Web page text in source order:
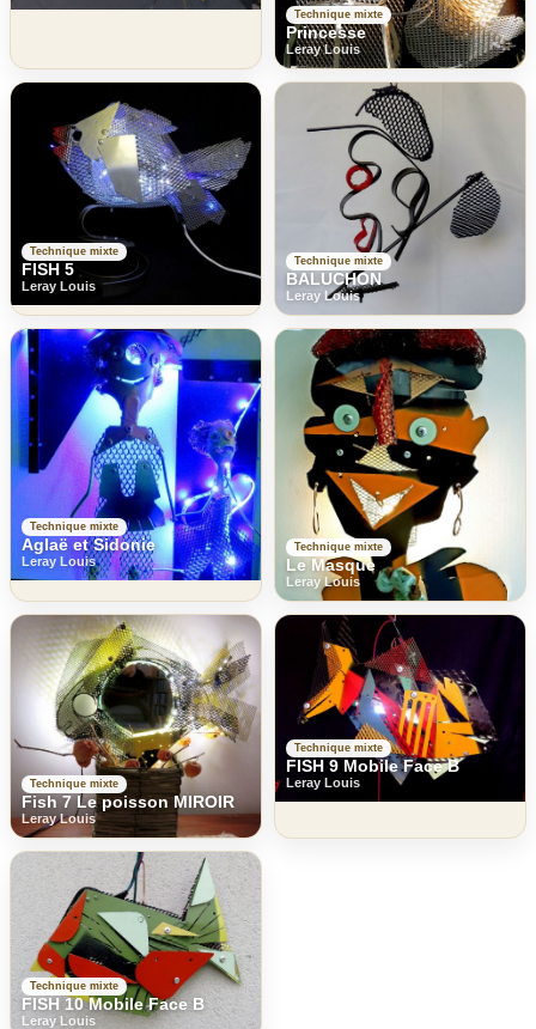
Technique mixte
Princesse
Leray Louis
Technique mixte
FISH 5
Leray Louis
Technique mixte
BALUCHON
Leray Louis
Technique mixte
Aglaë et Sidonie
Leray Louis
Technique mixte
Le Masque
Leray Louis
Technique mixte
Fish 7 Le poisson MIROIR
Leray Louis
Technique mixte
FISH 9 Mobile Face B
Leray Louis
Technique mixte
FISH 10 Mobile Face B
Leray Louis